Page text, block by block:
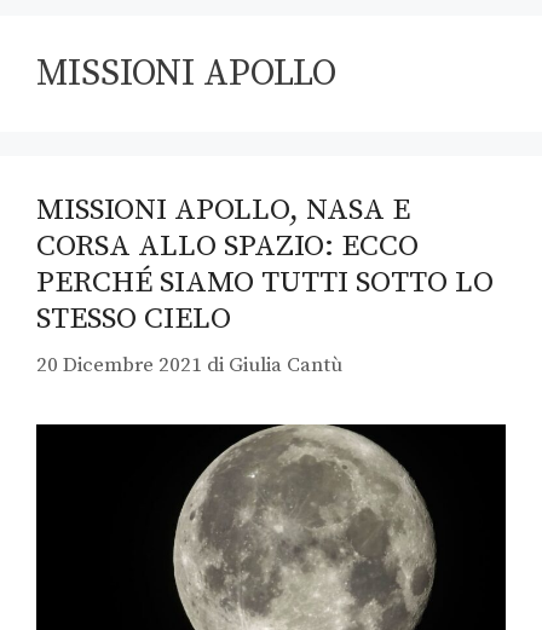
MISSIONI APOLLO
MISSIONI APOLLO, NASA E
CORSA ALLO SPAZIO: ECCO
PERCHÉ SIAMO TUTTI SOTTO LO
STESSO CIELO
20 Dicembre 2021 di Giulia Cantù